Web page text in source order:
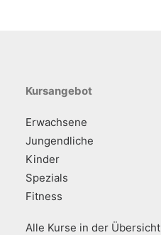
Kursangebot
Erwachsene
Jungendliche
Kinder
Spezials
Fitness
Alle Kurse in der Übersicht